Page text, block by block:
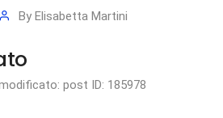
By Elisabetta Martini
post ID: 185978